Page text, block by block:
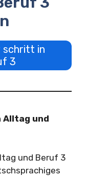
schritt in
3
und
und Beruf 3